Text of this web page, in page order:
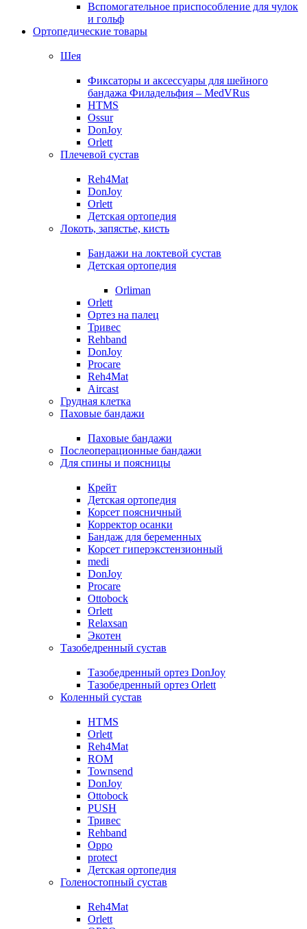
Вспомогательное приспособление для чулок
и гольф
Ортопедические товары
Шея
Фиксаторы и аксессуары для шейного
бандажа Филадельфия – MedVRus
HTMS
Ossur
DonJoy
Orlett
Плечевой сустав
Reh4Mat
DonJoy
Orlett
Детская ортопедия
Локоть, запястье, кисть
Бандажи на локтевой сустав
Детская ортопедия
Orliman
Orlett
Ортез на палец
Тривес
Rehband
DonJoy
Procare
Reh4Mat
Aircast
Грудная клетка
Паховые бандажи
Паховые бандажи
Послеоперационные бандажи
Для спины и поясницы
Крейт
Детская ортопедия
Корсет поясничный
Корректор осанки
Бандаж для беременных
Корсет гиперэкстензионный
medi
DonJoy
Procare
Ottobock
Orlett
Relaxsan
Экотен
Тазобедренный сустав
Тазобедренный ортез DonJoy
Тазобедренный ортез Orlett
Коленный сустав
HTMS
Orlett
Reh4Mat
ROM
Townsend
DonJoy
Ottobock
PUSH
Тривес
Rehband
Oppo
protect
Детская ортопедия
Голеностопный сустав
Reh4Mat
Orlett